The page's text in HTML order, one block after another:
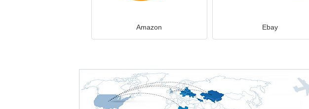
Amazon Ebay